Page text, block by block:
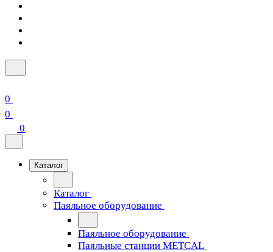
0
0
0
Каталог
Каталог
Паяльное оборудование
Паяльное оборудование
Паяльные станции METCAL